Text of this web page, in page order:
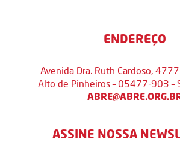
ENDEREÇO
Avenida Dra. Ruth Cardoso,
Alto de Pinheiros – 05477-903 –
ASSINE NOSSA